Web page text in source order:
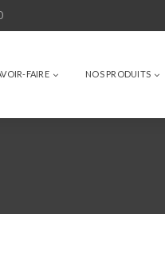
FAIRE NOS PRODUITS